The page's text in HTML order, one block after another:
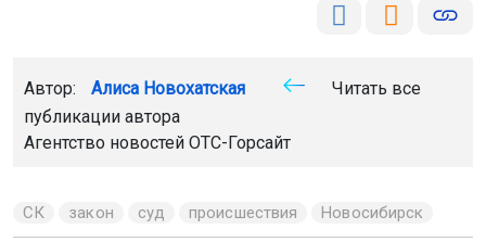
Автор: Алиса Новохатская
Читать все
публикации автора
Агентство новостей ОТС-Горсайт
СК закон суд происшествия Новосибирск